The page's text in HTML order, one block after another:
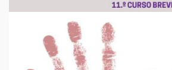
QUESTÕES
SUBSTANTIVAS